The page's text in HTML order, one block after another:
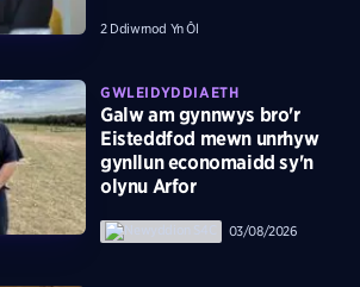
2 Ddiwrnod Yn Ôl
GWLEIDYDDIAETH
Galw am gynnwys bro'r
Eisteddfod mewn unrhyw
gynllun economaidd sy'n
olynu Arfor
03/08/2026